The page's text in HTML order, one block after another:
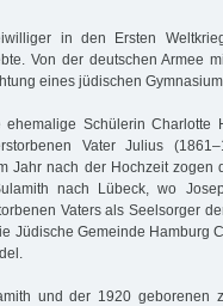
in den Ersten
Von der deutschen Armee
eines jüdischen
Schülerin Charlotte
Vater Julius
Jahr nach der Hochzeit zogen
nach Lübeck, wo
Vaters als Seelsorger
Jüdische Gemeinde Hamburg
und der 1920 geborenen